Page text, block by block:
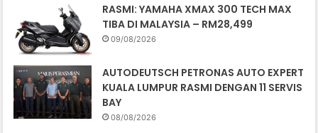
RASMI: YAMAHA XMAX 300 TECH MAX
TIBA DI MALAYSIA – RM28,499
09/08/2026
AUTODEUTSCH PETRONAS AUTO EXPERT
KUALA LUMPUR RASMI DENGAN 11 SERVIS
BAY
08/08/2026